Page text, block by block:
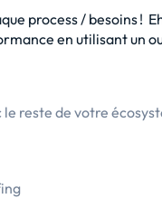
process / besoins !
en utilisant un
reste de votre